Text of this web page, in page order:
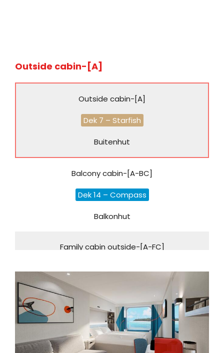
Outside cabin-[A]
Outside cabin-[A]
Dek 7 – Starfish
Buitenhut
Balcony cabin-[A-BC]
Dek 14 – Compass
Balkonhut
Family cabin outside-[A-FC]
Inside cabin-[A-IC]
Dek 10 – Whale